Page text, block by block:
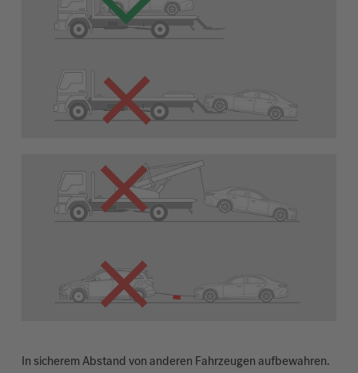
In sicherem Abstand von anderen Fahrzeugen aufbewahren.